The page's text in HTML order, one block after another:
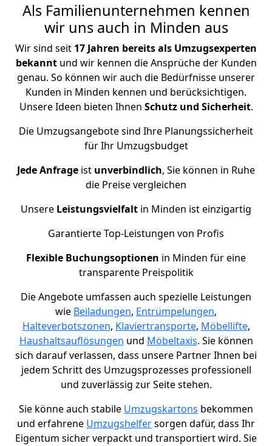
Als Familienunternehmen kennen
wir uns auch in Minden aus
Wir sind seit 17 Jahren bereits als Umzugsexperten
bekannt und wir kennen die Ansprüche der Kunden
genau. So können wir auch die Bedürfnisse unserer
Kunden in Minden kennen und berücksichtigen.
Unsere Ideen bieten Ihnen Schutz und Sicherheit.
Die Umzugsangebote sind Ihre Planungssicherheit
für Ihr Umzugsbudget
Jede Anfrage ist unverbindlich, Sie können in Ruhe
die Preise vergleichen
Unsere Leistungsvielfalt in Minden ist einzigartig
Garantierte Top-Leistungen von Profis
Flexible Buchungsoptionen in Minden für eine
transparente Preispolitik
Die Angebote umfassen auch spezielle Leistungen
wie Beiladungen, Entrümpelungen,
Halteverbotszonen, Klaviertransporte, Möbellifte,
Haushaltsauflösungen und Möbeltaxis. Sie können
sich darauf verlassen, dass unsere Partner Ihnen bei
jedem Schritt des Umzugsprozesses professionell
und zuverlässig zur Seite stehen.
Sie könne auch stabile Umzugskartons bekommen
und erfahrene Umzugshelfersorgen dafür, dass Ihr
Eigentum sicher verpackt und transportiert wird. Sie